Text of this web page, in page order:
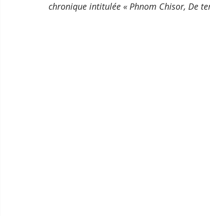
chronique intitulée « Phnom Chisor, De